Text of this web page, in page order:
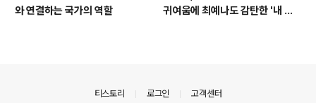
와 연결하는 국가의 역할
귀여움에 최예나도 감탄한 '내 남
티스토리 로그인 고객센터